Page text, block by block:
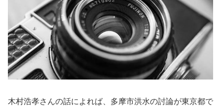
木村浩孝さんの話によれば、多摩市洪水の討論が東京都で